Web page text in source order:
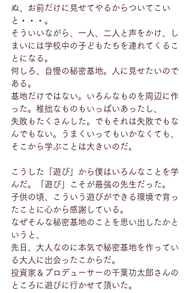
ぬ、お前だけに見せてやるからついてこい
と・・・。
そういいながら、一人、二人と声をかけ、し
まいには学校中の子どもたちを連れてくるこ
とになる。
何しろ、自慢の秘密基地。人に見せたいので
ある。
基地だけではない。いろんなものを周辺に作
った。稚拙なものもいっぱいあったし、
失敗もたくさんした。でもそれは失敗でもな
んでもない。うまくいってもいかなくても、
そこから学ぶことは大きいのだ。
こうした「遊び」から僕はいろんなことを学
んだ。「遊び」こそが最強の先生だった。
子供の頃、こういう遊びができる環境で育っ
たことに心から感謝している。
なぜそんな秘密基地のことを思い出したかと
いうと、
先日、大人なのに本気で秘密基地を作ってい
る大人に出会ったこからだ。
投資家＆プロデューサーの千葉功太郎さんの
ところに遊びに行かせて頂いた。